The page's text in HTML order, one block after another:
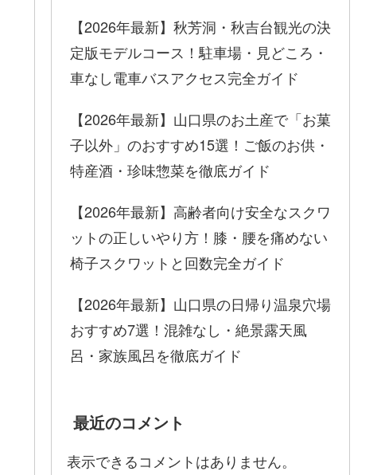
【2026年最新】秋芳洞・秋吉台観光の決
定版モデルコース！駐車場・見どころ・
車なし電車バスアクセス完全ガイド
【2026年最新】山口県のお土産で「お菓
子以外」のおすすめ15選！ご飯のお供・
特産酒・珍味惣菜を徹底ガイド
【2026年最新】高齢者向け安全なスクワ
ットの正しいやり方！膝・腰を痛めない
椅子スクワットと回数完全ガイド
【2026年最新】山口県の日帰り温泉穴場
おすすめ7選！混雑なし・絶景露天風
呂・家族風呂を徹底ガイド
最近のコメント
表示できるコメントはありません。